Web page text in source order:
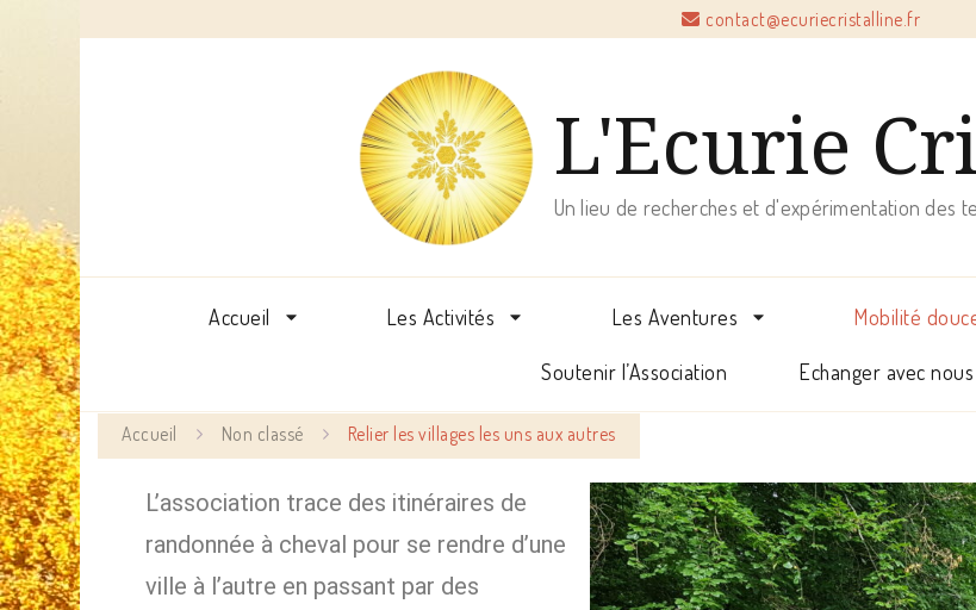
contact@ecuriecristalline.fr
L'Ecurie
Un lieu de recherches et d'expérimentation des
Accueil Les Activités Les Aventures Mobilité
Soutenir l’Association Echanger avec nous
Accueil Non classé Relier les villages les uns aux autres
L’association trace des itinéraires de
randonnée à cheval pour se rendre d’une
ville à l’autre en passant par des